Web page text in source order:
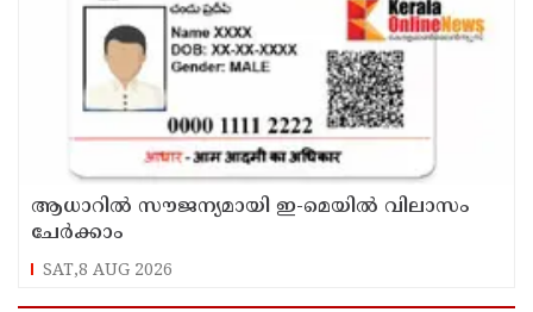
ആധാറിൽ സൗജന്യമായി ഇ-മെയിൽ വിലാസം
ചേർക്കാം
SAT,8 AUG 2026